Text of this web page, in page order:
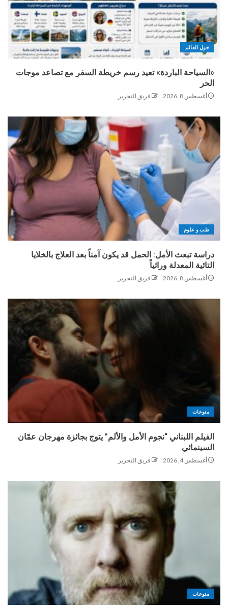
حول العالم
«السياحة الباردة» تعيد رسم خريطة السفر مع تصاعد موجات
الحر
أغسطس 8, 2026 فريق التحرير
طب و علوم
دراسة تبعث الأمل: الحمل قد يكون آمناً بعد العلاج بالخلايا
التائية المعدلة وراثياً
أغسطس 8, 2026 فريق التحرير
منوعات
الفيلم اللبناني “نجوم الأمل والألم” يتوج بجائزة مهرجان عمّان
السينمائي
أغسطس 4, 2026 فريق التحرير
منوعات